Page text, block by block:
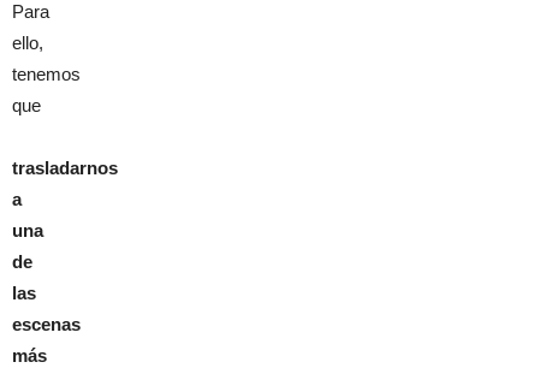
Para
ello,
tenemos
que
trasladarnos
a
una
de
las
escenas
más